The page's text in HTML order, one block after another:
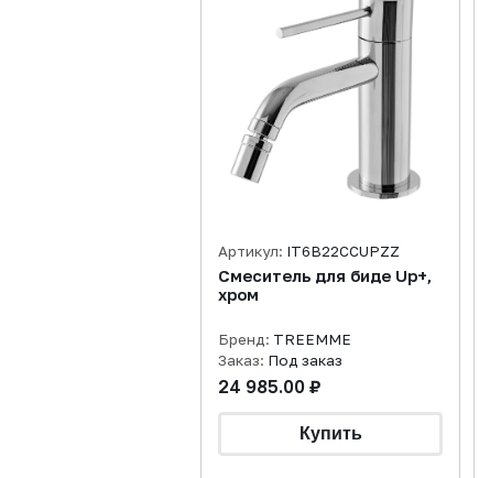
Артикул: IT6B22CCUPZZ
Смеситель для биде Up+,
хром
Бренд: TREEMME
Заказ: Под заказ
24 985.00 ₽